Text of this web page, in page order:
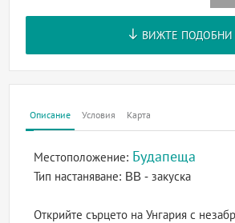
ВИЖТЕ ПОДОБНИ
Описание Условия Карта
Местоположение: Будапеща
Тип настаняване: BB - закуска
Открийте сърцето на Унгария с